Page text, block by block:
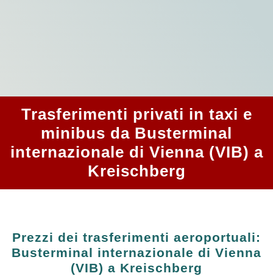
Trasferimenti privati in taxi e
minibus da Busterminal
internazionale di Vienna (VIB) a
Kreischberg
Prezzi dei trasferimenti aeroportuali:
Busterminal internazionale di Vienna
(VIB) a Kreischberg